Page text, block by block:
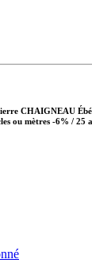
CHAIGNEAU
ou mètres -6% / 25